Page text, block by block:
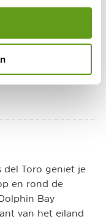
del Toro geniet je
en rond de
Bay
van het eiland